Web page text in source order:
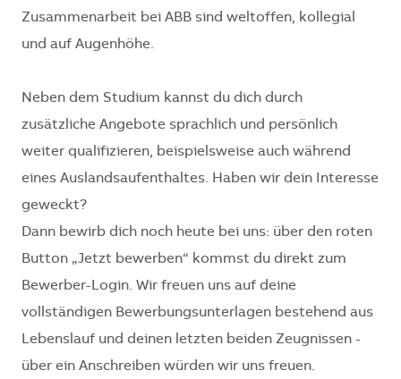
Zusammenarbeit bei ABB sind weltoffen, kollegial
und auf Augenhöhe.
Neben dem Studium kannst du dich durch
zusätzliche Angebote sprachlich und persönlich
weiter qualifizieren, beispielsweise auch während
eines Auslandsaufenthaltes. Haben wir dein Interesse
geweckt?
Dann bewirb dich noch heute bei uns: über den roten
Button „Jetzt bewerben“ kommst du direkt zum
Bewerber-Login. Wir freuen uns auf deine
vollständigen Bewerbungsunterlagen bestehend aus
Lebenslauf und deinen letzten beiden Zeugnissen -
über ein Anschreiben würden wir uns freuen.